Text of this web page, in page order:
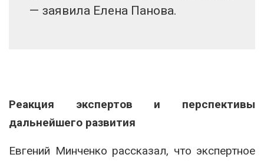
— заявила Елена Панова.
Реакция экспертов и перспективы
дальнейшего развития
Евгений Минченко рассказал, что экспертное